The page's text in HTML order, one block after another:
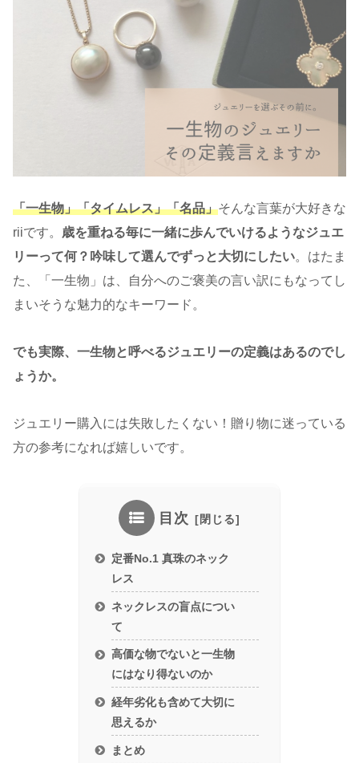
「一生物」「タイムレス」「名品」そんな言葉が大好きな
riiです。 歳を重ねる毎に一緒に歩んでいけるようなジュエ
リーって何？吟味して選んでずっと大切にしたい。はたま
た、「一生物」は、自分へのご褒美の言い訳にもなってし
まいそうな魅力的なキーワード。
でも実際、一生物と呼べるジュエリーの定義はあるのでし
ょうか。
ジュエリー購入には失敗したくない！贈り物に迷っている
方の参考になれば嬉しいです。
目次
定番No.1 真珠のネック
レス
ネックレスの盲点につい
て
高価な物でないと一生物
にはなり得ないのか
経年劣化も含めて大切に
思えるか
まとめ